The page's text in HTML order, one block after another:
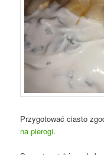
Przygotować ciasto
na pierogi.